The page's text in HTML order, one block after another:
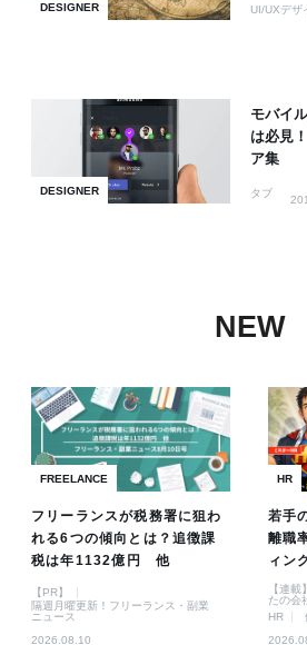
DESIGNER UI/UXデザ
DESIGNER
モバイ
は必見
ア集
タブ
NEW
FREELANCE
フリーランスが税務署に狙わ
れる6つの傾向とは？追徴課
税は年1132億円 他
【PR】
隔週月曜更新！フリーランス・副業
ニュース
2026.08.10
HR
若手
離職
ィン
【連
たの会
HR